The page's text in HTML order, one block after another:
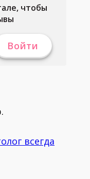
чтобы
Войти